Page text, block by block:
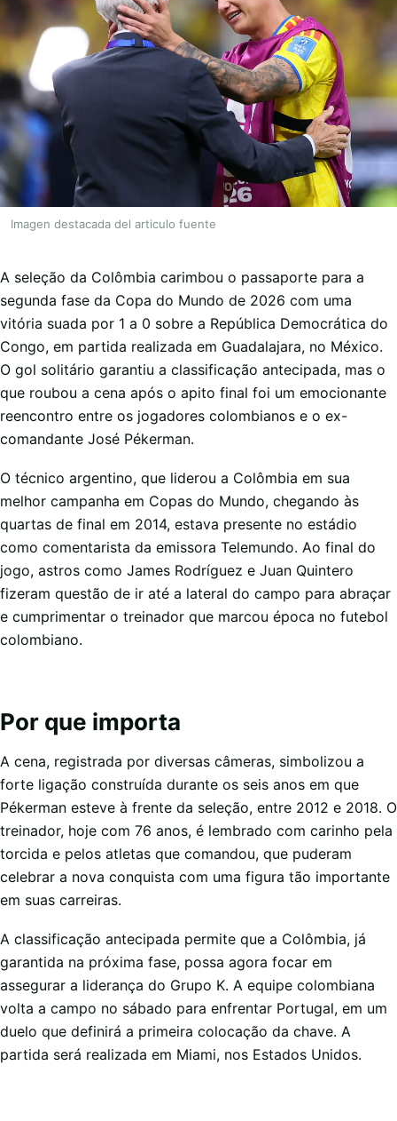
Imagen destacada del articulo fuente
A seleção da Colômbia carimbou o passaporte para a
segunda fase da Copa do Mundo de 2026 com uma
vitória suada por 1 a 0 sobre a República Democrática do
Congo, em partida realizada em Guadalajara, no México.
O gol solitário garantiu a classificação antecipada, mas o
que roubou a cena após o apito final foi um emocionante
reencontro entre os jogadores colombianos e o ex-
comandante José Pékerman.
O técnico argentino, que liderou a Colômbia em sua
melhor campanha em Copas do Mundo, chegando às
quartas de final em 2014, estava presente no estádio
como comentarista da emissora Telemundo. Ao final do
jogo, astros como James Rodríguez e Juan Quintero
fizeram questão de ir até a lateral do campo para abraçar
e cumprimentar o treinador que marcou época no futebol
colombiano.
Por que importa
A cena, registrada por diversas câmeras, simbolizou a
forte ligação construída durante os seis anos em que
Pékerman esteve à frente da seleção, entre 2012 e 2018. O
treinador, hoje com 76 anos, é lembrado com carinho pela
torcida e pelos atletas que comandou, que puderam
celebrar a nova conquista com uma figura tão importante
em suas carreiras.
A classificação antecipada permite que a Colômbia, já
garantida na próxima fase, possa agora focar em
assegurar a liderança do Grupo K. A equipe colombiana
volta a campo no sábado para enfrentar Portugal, em um
duelo que definirá a primeira colocação da chave. A
partida será realizada em Miami, nos Estados Unidos.